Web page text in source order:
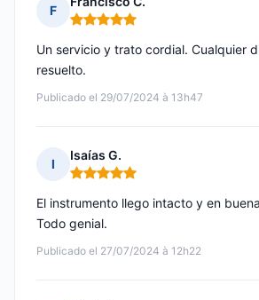
F
Nota: 5 de 5
Publicado el 29/07/2024 à 13h47
Un servicio y trato cordial. Cualquier
resuelto.
I
Isaías G.
Nota: 5 de 5
Publicado el 27/07/2024 à 12h22
El instrumento llego intacto y en
Todo genial.